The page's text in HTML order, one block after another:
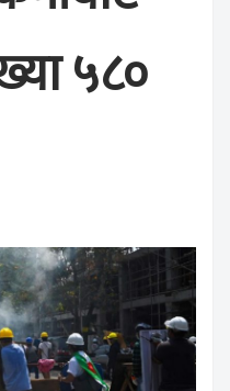
५८०